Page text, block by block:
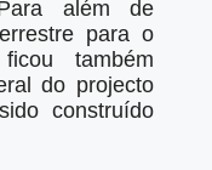
além de
para o
também
do projecto
construído